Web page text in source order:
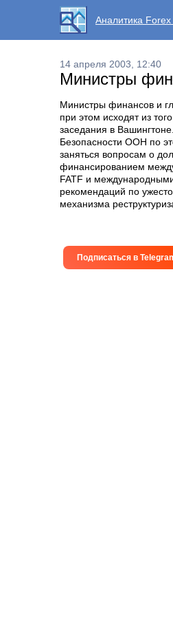
Аналитика
14 апреля 2003, 12:40
Министры
Министры финансов и
при этом исходят из
заседания в
Безопасности ООН по
заняться вопросам о
финансированием
FATF и
рекомендаций по
механизма
Подписаться в